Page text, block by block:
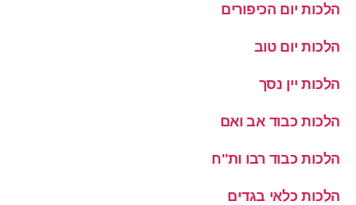
הלכות יום הכיפורים
הלכות יום טוב
הלכות יין נסך
הלכות כבוד אב ואם
הלכות כבוד רבו ות''ח
הלכות כלאי בגדים